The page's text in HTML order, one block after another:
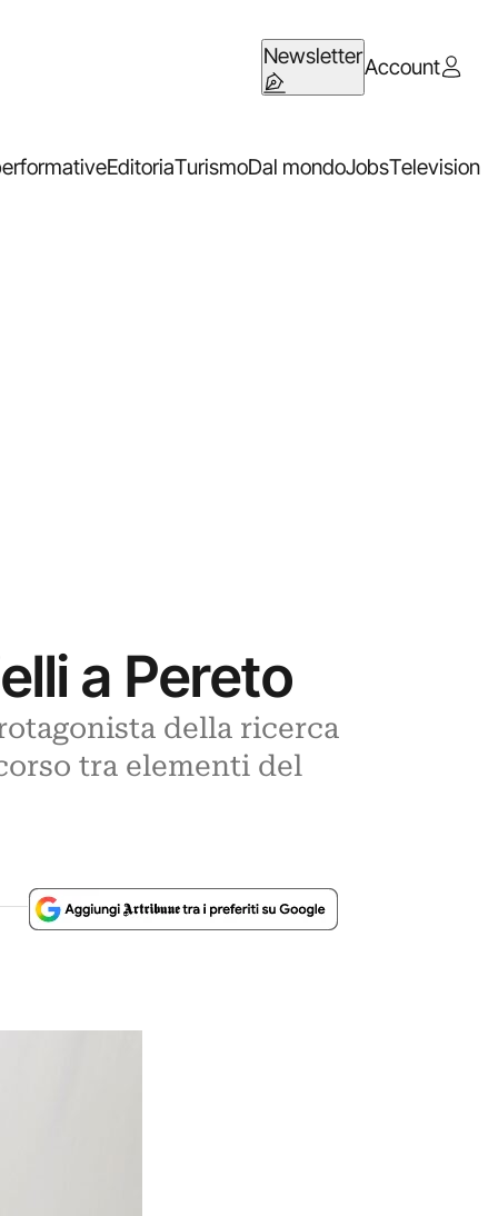
NewsletterAccount
EditoriaTurismoDal mondoJobsTelevision
a Pereto
della ricerca
tra elementi del